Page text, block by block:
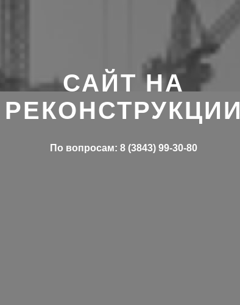
САЙТ НА
РЕКОНСТРУКЦИИ
По вопросам: 8 (3843) 99-30-80